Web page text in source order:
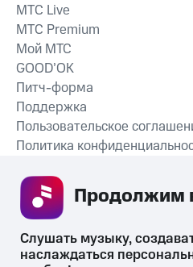
СКАЧАТЬ
MTС Live
MTС Premium
Мой МТС
GOOD’OK
Питч-форма
Поддержка
Пользовательское
Политика
Слушать музыку,
наслаждаться